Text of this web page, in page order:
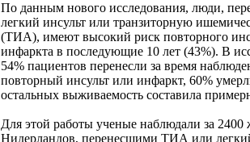
По данным нового исследования, люди,
легкий инсульт или транзиторную
(ТИА), имеют высокий риск повторного
инфаркта в последующие 10 лет (43%). В
54% пациентов перенесли за время
повторный инсульт или инфаркт, 60%
остальных выживаемость составила
Для этой работы ученые наблюдали за 2400
Нидерландов, перенесшими ТИА или